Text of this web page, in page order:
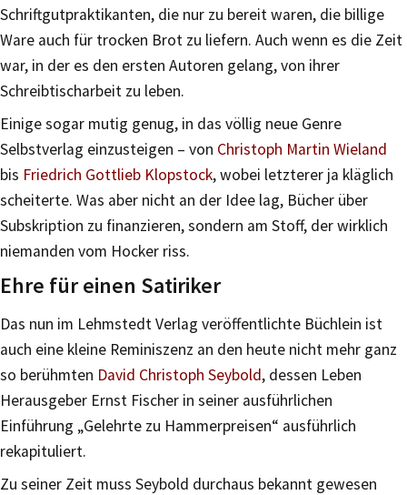
Schriftgutpraktikanten, die nur zu bereit waren, die billige
Ware auch für trocken Brot zu liefern. Auch wenn es die Zeit
war, in der es den ersten Autoren gelang, von ihrer
Schreibtischarbeit zu leben.
Einige sogar mutig genug, in das völlig neue Genre
Selbstverlag einzusteigen – von Christoph Martin Wieland
bis Friedrich Gottlieb Klopstock, wobei letzterer ja kläglich
scheiterte. Was aber nicht an der Idee lag, Bücher über
Subskription zu finanzieren, sondern am Stoff, der wirklich
niemanden vom Hocker riss.
Ehre für einen Satiriker
Das nun im Lehmstedt Verlag veröffentlichte Büchlein ist
auch eine kleine Reminiszenz an den heute nicht mehr ganz
so berühmten David Christoph Seybold, dessen Leben
Herausgeber Ernst Fischer in seiner ausführlichen
Einführung „Gelehrte zu Hammerpreisen“ ausführlich
rekapituliert.
Zu seiner Zeit muss Seybold durchaus bekannt gewesen